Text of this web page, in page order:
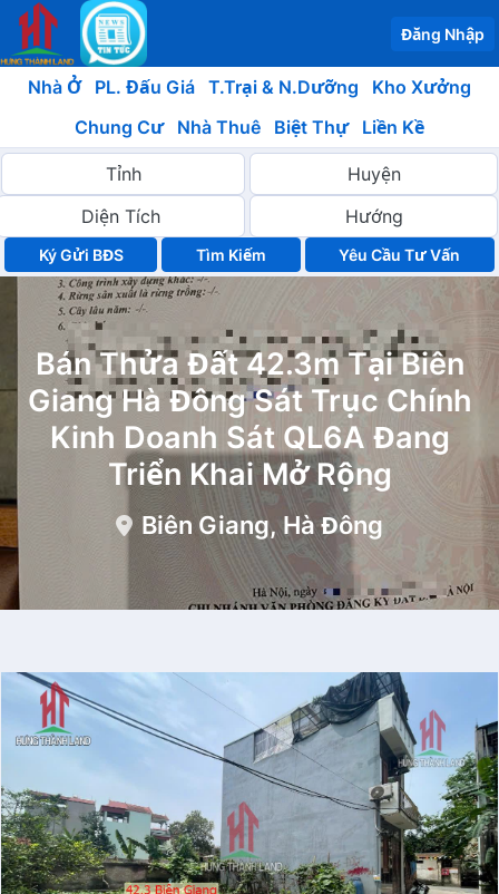
Đăng Nhập
Nhà Ở PL. Đấu Giá T.Trại & N.Dưỡng
Kho Xưởng
Chung Cư
Nhà Thuê Biệt Thự Liền Kề
Ký Gửi BĐS Yêu Cầu Tư Vấn
Bán Thửa Đất 42.3m Tại Biên
Giang Hà Đông Sát Trục Chính
Kinh Doanh Sát QL6A Đang
Triển Khai Mở Rộng
Biên Giang, Hà Đông